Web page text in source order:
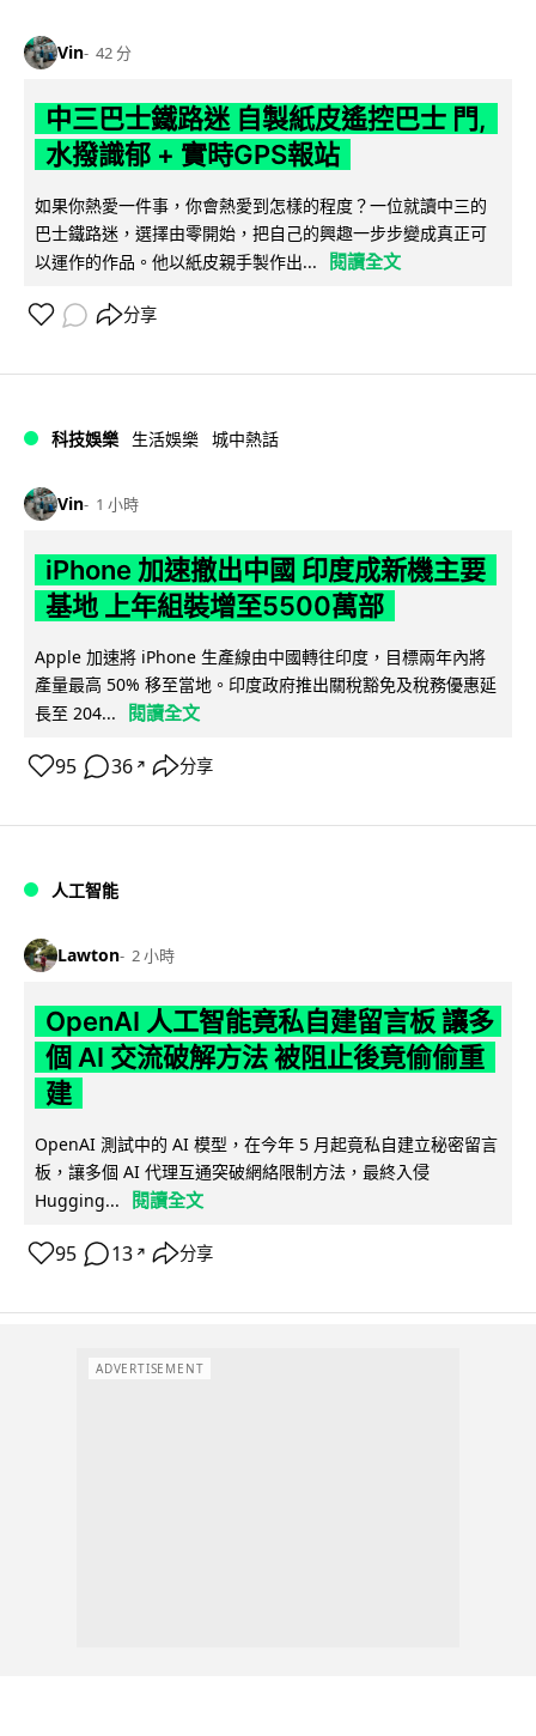
Vin 42 分
中三巴士鐵路迷 自製紙皮遙控巴士 門,
水撥識郁 + 實時GPS報站
如果你熱愛一件事，你會熱愛到怎樣的程度？一位就讀中三的
巴士鐵路迷，選擇由零開始，把自己的興趣一步步變成真正可
以運作的作品。他以紙皮親手製作出...
閱讀全文
分享
科技娛樂 生活娛樂 城中熱話
Vin 1 小時
iPhone 加速撤出中國 印度成新機主要
基地 上年組裝增至5500萬部
Apple 加速將 iPhone 生產線由中國轉往印度，目標兩年內將
產量最高 50% 移至當地。印度政府推出關稅豁免及稅務優惠延
長至 204...
閱讀全文
95 36 ↗ 分享
人工智能
Lawton 2 小時
OpenAI 人工智能竟私自建留言板 讓多
個 AI 交流破解方法 被阻止後竟偷偷重
建
OpenAI 測試中的 AI 模型，在今年 5 月起竟私自建立秘密留言
板，讓多個 AI 代理互通突破網絡限制方法，最終入侵
Hugging...
閱讀全文
95 13 ↗ 分享
ADVERTISEMENT